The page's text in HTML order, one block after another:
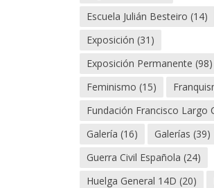
Escuela Julián Besteiro (14)
Exposición (31)
Exposición Permanente (98)
Feminismo (15)
Fundación Francisco Largo
Galería (16) Galerías (39)
Guerra Civil Española (24)
Huelga General 14D (20)